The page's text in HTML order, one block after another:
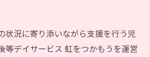
状況に寄り添いながら支援を行う児
等デイサービス 虹をつかもうを運営